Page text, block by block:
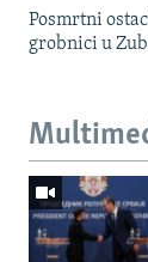
Posmrtni
grobnici u